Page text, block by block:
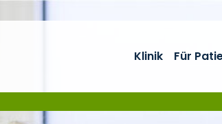
Klinik Für